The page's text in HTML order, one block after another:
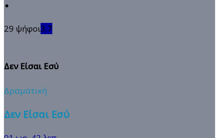
29 ψήφοι3.7
Δεν Είσαι Εσύ
Δραματική
Δεν Είσαι Εσύ